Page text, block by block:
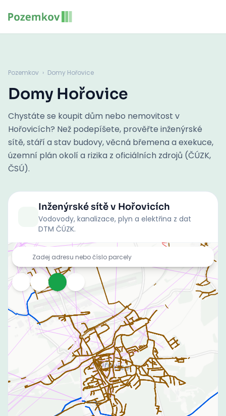
Pozemkov › Domy Hořovice
Domy Hořovice
Chystáte se koupit dům nebo nemovitost v
Hořovicích? Než podepíšete, prověřte inženýrské
sítě, stáří a stav budovy, věcná břemena a exekuce,
územní plán okolí a rizika z oficiálních zdrojů (ČÚZK,
ČSÚ).
Inženýrské sítěv Hořovicích
Vodovody, kanalizace, plyn a elektřina z dat
DTM ČÚZK.